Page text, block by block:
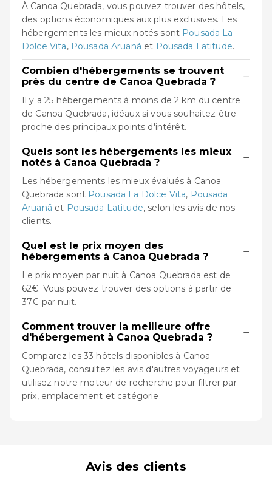
À Canoa Quebrada, vous pouvez trouver des hôtels,
des options économiques aux plus exclusives. Les
hébergements les mieux notés sont Pousada La
Dolce Vita, Pousada Aruanã et Pousada Latitude.
Combien d'hébergements se trouvent
près du centre de Canoa Quebrada ?
−
Il y a 25 hébergements à moins de 2 km du centre
de Canoa Quebrada, idéaux si vous souhaitez être
proche des principaux points d'intérêt.
Quels sont les hébergements les mieux
notés à Canoa Quebrada ?
−
Les hébergements les mieux évalués à Canoa
Quebrada sont Pousada La Dolce Vita, Pousada
Aruanã et Pousada Latitude, selon les avis de nos
clients.
Quel est le prix moyen des
hébergements à Canoa Quebrada ?
−
Le prix moyen par nuit à Canoa Quebrada est de
62€. Vous pouvez trouver des options à partir de
37€ par nuit.
Comment trouver la meilleure offre
d'hébergement à Canoa Quebrada ?
−
Comparez les 33 hôtels disponibles à Canoa
Quebrada, consultez les avis d'autres voyageurs et
utilisez notre moteur de recherche pour filtrer par
prix, emplacement et catégorie.
Avis des clients